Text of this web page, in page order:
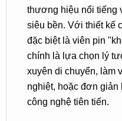
thương hiệu nổi tiếng
siêu bền. Với thiết kế
đặc biệt là viên pin
chính là lựa chọn lý
xuyên di chuyển, làm
nghiệt, hoặc đơn giản
công nghệ tiên tiến.